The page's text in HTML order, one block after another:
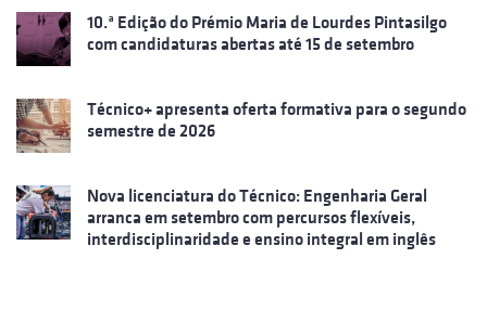
10.ª Edição do Prémio Maria de Lourdes Pintasilgo
com candidaturas abertas até 15 de setembro
Técnico+ apresenta oferta formativa para o segundo
semestre de 2026
Nova licenciatura do Técnico: Engenharia Geral
arranca em setembro com percursos flexíveis,
interdisciplinaridade e ensino integral em inglês